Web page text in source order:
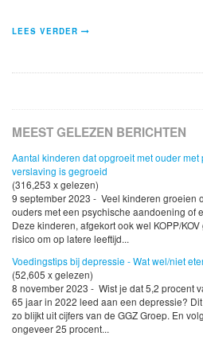
LEES VERDER
MEEST GELEZEN BERICHTEN
Aantal kinderen dat opgroeit met ouder
verslaving is gegroeid
(316,253 x gelezen)
9 september 2023 - Veel kinderen groeien
ouders met een psychische aandoening of
Deze kinderen, afgekort ook wel KOPP/
risico om op latere leeftijd...
Voedingstips bij depressie - Wat wel/niet
(52,605 x gelezen)
8 november 2023 - Wist je dat 5,2 procent
65 jaar in 2022 leed aan een depressie?
zo blijkt uit cijfers van de GGZ Groep. En
ongeveer 25 procent...